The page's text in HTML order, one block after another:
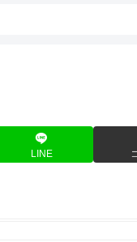
LINE